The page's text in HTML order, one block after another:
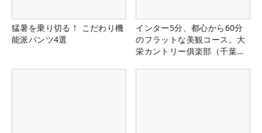
猛暑を乗り切る！ こだわり機
能派パンツ4選
インター5分、都心から60分
のフラットな美観コース。大
栄カントリー俱楽部（千葉